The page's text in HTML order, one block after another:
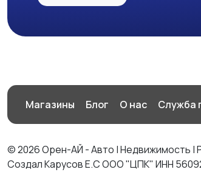
Магазины Блог О нас Служба
© 2026 Орен-АЙ - Авто | Недвижимость |
Создал Карусов Е.С ООО "ЦПК" ИНН